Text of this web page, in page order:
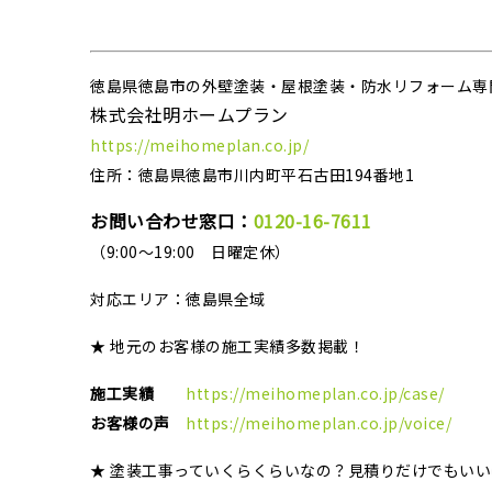
徳島県徳島市の外壁塗装・屋根塗装・防水リフォーム専
株式会社明ホームプラン
https://meihomeplan.co.jp/
住所：徳島県徳島市川内町平石古田194番地1
お問い合わせ窓口： 0120-16-7611
（9:00～19:00 日曜定休）
対応エリア： 徳島県全域
★ 地元のお客様の施工実績多数掲載！
施工実績
https://meihomeplan.co.jp/case/
お客様の声
https://meihomeplan.co.jp/voice/
★ 塗装工事っていくらくらいなの？見積りだけでもい